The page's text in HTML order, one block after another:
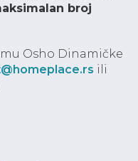
broj
Osho Dinamičke
ili